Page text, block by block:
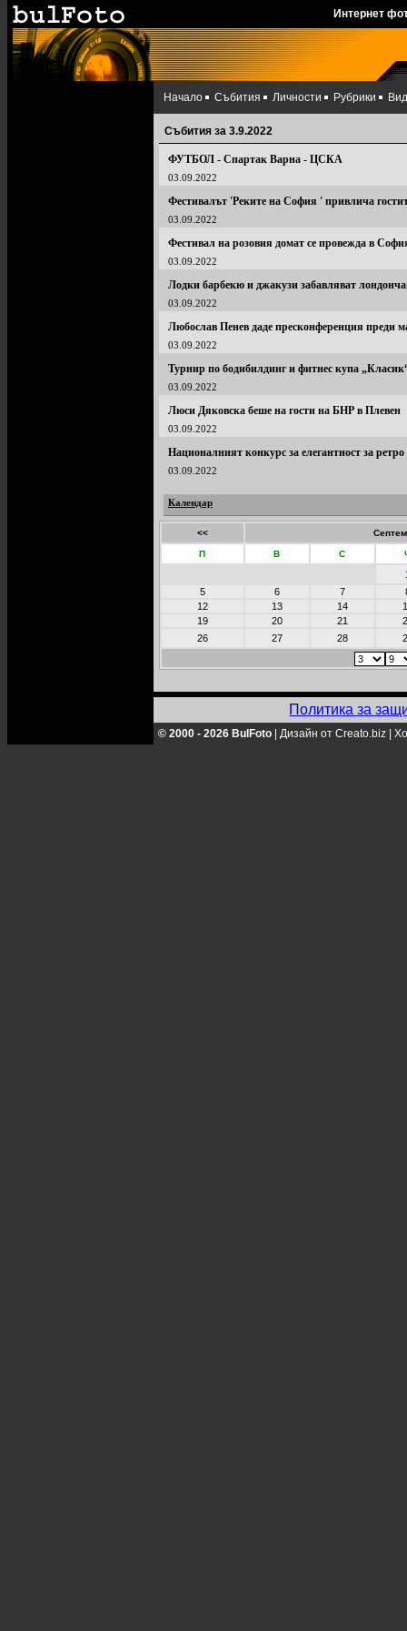
Интернет
Начало Събития Личности Рубрики
Събития за 3.9.2022
ФУТБОЛ - Спартак Варна - ЦСКА
03.09.2022
Фестивалът 'Реките на София ' привлича
03.09.2022
Фестивал на розовия домат се провежда в
03.09.2022
Лодки барбекю и джакузи забавляват
03.09.2022
Любослав Пенев даде пресконференция преди
03.09.2022
Турнир по бодибилдинг и фитнес купа
03.09.2022
Люси Дяковска беше на гости на БНР в Плевен
03.09.2022
Националният конкурс за елегантност за
03.09.2022
Календар
<<
П В С
5
6 7
12
13 14
19
20 21
26
27 28
Политика за
© 2000 - 2026 BulFoto Дизайн от Creato.biz